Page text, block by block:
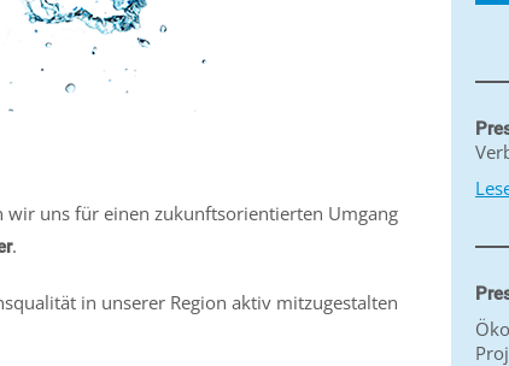
wir uns für einen zukunftsorientierten Umgang
.
in unserer Region aktiv mitzugestalten